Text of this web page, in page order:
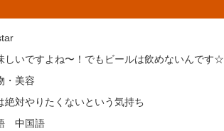
しいですよね〜！でもビールは飲めないんです☆
・美容
絶対やりたくないという気持ち
中国語